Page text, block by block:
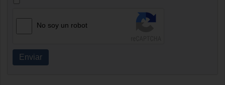
No soy un robot
Enviar